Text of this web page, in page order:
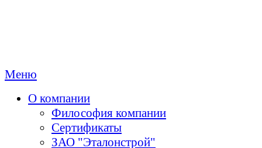
Меню
О компании
Философия компании
Сертификаты
ЗАО "Эталонстрой"